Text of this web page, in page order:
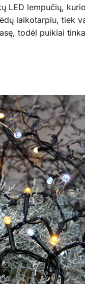
LED lempučių,
laikotarpiu, tiek
todėl puikiai